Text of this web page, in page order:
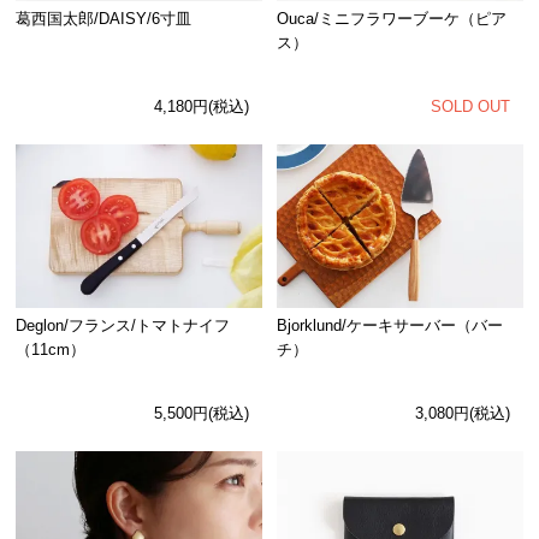
葛西国太郎/DAISY/6寸皿
4,180円(税込)
Ouca/ミニフラワーブーケ（ピア
ス）
SOLD OUT
Deglon/フランス/トマトナイフ
（11cm）
5,500円(税込)
Bjorklund/ケーキサーバー（バー
チ）
3,080円(税込)